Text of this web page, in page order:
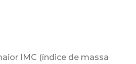
IMC (índice de massa